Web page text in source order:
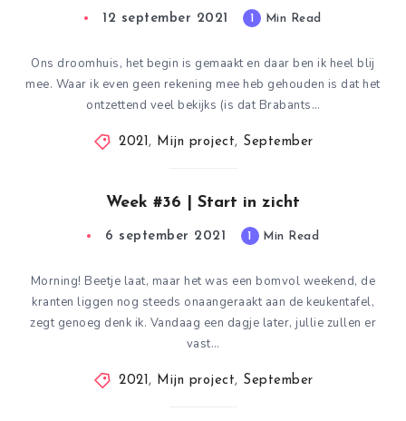
12 september 2021 1 Min Read
Ons droomhuis, het begin is gemaakt en daar ben ik heel blij
mee. Waar ik even geen rekening mee heb gehouden is dat het
ontzettend veel bekijks (is dat Brabants…
2021, Mijn project, September
Week #36 | Start in zicht
6 september 2021 1 Min Read
Morning! Beetje laat, maar het was een bomvol weekend, de
kranten liggen nog steeds onaangeraakt aan de keukentafel,
zegt genoeg denk ik. Vandaag een dagje later, jullie zullen er
vast…
2021, Mijn project, September